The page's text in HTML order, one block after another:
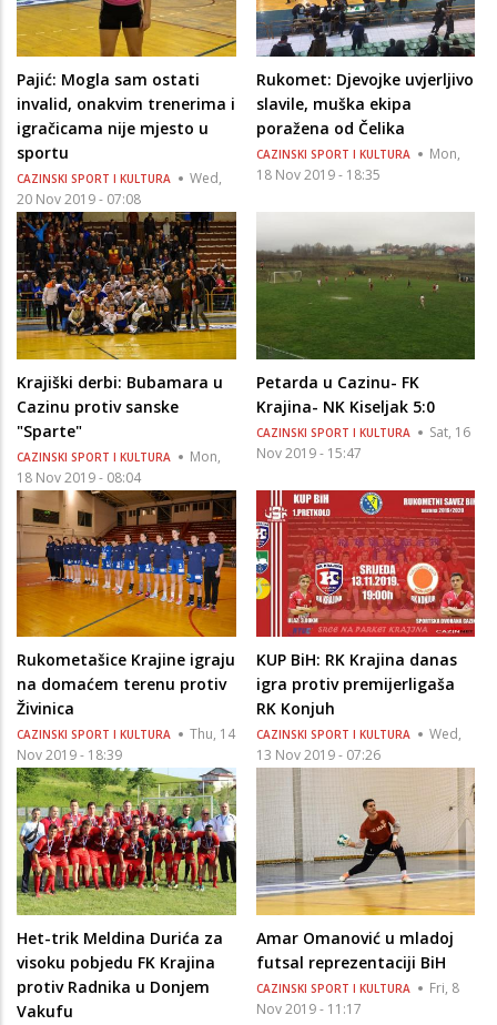
Pajić: Mogla sam ostati
invalid, onakvim trenerima i
igračicama nije mjesto u
sportu
CAZINSKI SPORT I KULTURA
Wed,
20 Nov 2019 - 07:08
Rukomet: Djevojke uvjerljivo
slavile, muška ekipa
poražena od Čelika
CAZINSKI SPORT I KULTURA
Mon,
18 Nov 2019 - 18:35
Krajiški derbi: Bubamara u
Cazinu protiv sanske
"Sparte"
CAZINSKI SPORT I KULTURA
Mon,
18 Nov 2019 - 08:04
Petarda u Cazinu- FK
Krajina- NK Kiseljak 5:0
CAZINSKI SPORT I KULTURA
Sat, 16
Nov 2019 - 15:47
Rukometašice Krajine igraju
na domaćem terenu protiv
Živinica
CAZINSKI SPORT I KULTURA
Thu, 14
Nov 2019 - 18:39
KUP BiH: RK Krajina danas
igra protiv premijerligaša
RK Konjuh
CAZINSKI SPORT I KULTURA
Wed,
13 Nov 2019 - 07:26
Het-trik Meldina Durića za
visoku pobjedu FK Krajina
protiv Radnika u Donjem
Vakufu
Amar Omanović u mladoj
futsal reprezentaciji BiH
CAZINSKI SPORT I KULTURA
Fri, 8
Nov 2019 - 11:17